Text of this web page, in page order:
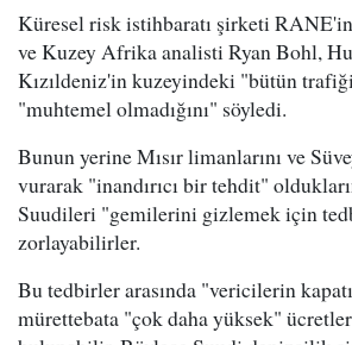
Küresel risk istihbaratı şirketi
ve Kuzey Afrika analisti Ryan Bohl,
Kızıldeniz'in kuzeyindeki "bütün
"muhtemel olmadığını" söyledi.
Bunun yerine Mısır limanlarını ve
vurarak "inandırıcı bir tehdit"
Suudileri "gemilerini gizlemek için
zorlayabilirler.
Bu tedbirler arasında "vericilerin
mürettebata "çok daha yüksek"